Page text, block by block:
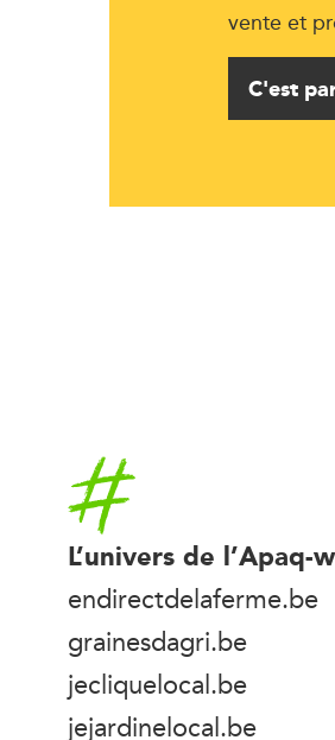
vente et
C'est
Accueil
L’univers de l’Apaq-w
endirectdelaferme.be
grainesdagri.be
jecliquelocal.be
jejardinelocal.be